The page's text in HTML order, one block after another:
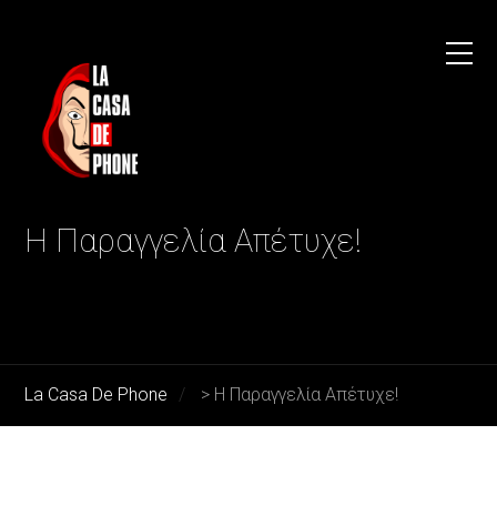
Η Παραγγελία Απέτυχε!
La Casa De Phone > Η Παραγγελία Απέτυχε!